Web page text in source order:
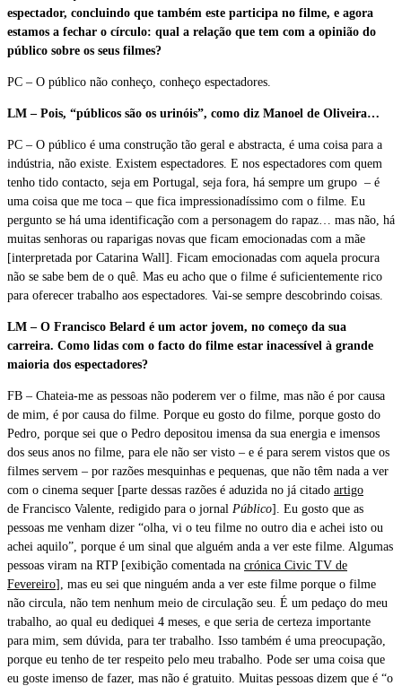
espectador, concluindo que também este participa no filme, e agora
estamos a fechar o círculo: qual a relação que tem com a opinião do
público sobre os seus filmes?
PC – O público não conheço, conheço espectadores.
LM – Pois, “públicos são os urinóis”, como diz Manoel de Oliveira…
PC – O público é uma construção tão geral e abstracta, é uma coisa para a
indústria, não existe. Existem espectadores. E nos espectadores com quem
tenho tido contacto, seja em Portugal, seja fora, há sempre um grupo – é
uma coisa que me toca – que fica impressionadíssimo com o filme. Eu
pergunto se há uma identificação com a personagem do rapaz… mas não, há
muitas senhoras ou raparigas novas que ficam emocionadas com a mãe
[interpretada por Catarina Wall]. Ficam emocionadas com aquela procura
não se sabe bem de o quê. Mas eu acho que o filme é suficientemente rico
para oferecer trabalho aos espectadores. Vai-se sempre descobrindo coisas.
LM – O Francisco Belard é um actor jovem, no começo da sua
carreira. Como lidas com o facto do filme estar inacessível à grande
maioria dos espectadores?
FB – Chateia-me as pessoas não poderem ver o filme, mas não é por causa
de mim, é por causa do filme. Porque eu gosto do filme, porque gosto do
Pedro, porque sei que o Pedro depositou imensa da sua energia e imensos
dos seus anos no filme, para ele não ser visto – e é para serem vistos que os
filmes servem – por razões mesquinhas e pequenas, que não têm nada a ver
com o cinema sequer [parte dessas razões é aduzida no já citado artigo
de Francisco Valente, redigido para o jornal Público]. Eu gosto que as
pessoas me venham dizer “olha, vi o teu filme no outro dia e achei isto ou
achei aquilo”, porque é um sinal que alguém anda a ver este filme. Algumas
pessoas viram na RTP [exibição comentada na crónica Civic TV de
Fevereiro], mas eu sei que ninguém anda a ver este filme porque o filme
não circula, não tem nenhum meio de circulação seu. É um pedaço do meu
trabalho, ao qual eu dediquei 4 meses, e que seria de certeza importante
para mim, sem dúvida, para ter trabalho. Isso também é uma preocupação,
porque eu tenho de ter respeito pelo meu trabalho. Pode ser uma coisa que
eu goste imenso de fazer, mas não é gratuito. Muitas pessoas dizem que é “o